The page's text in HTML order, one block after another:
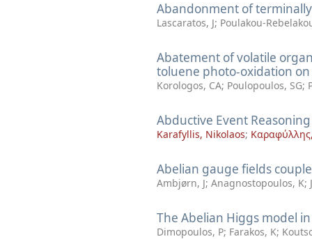
Abandonment of
Lascaratos, J; Poulakou-
Abatement of volatile
toluene photo-oxidation on
Korologos, CA; Poulopoulos, SG;
Abductive Event
Karafyllis, Nikolaos;
Abelian gauge fields
Ambjørn, J; Anagnostopoulos, K;
The Abelian Higgs model
Dimopoulos, P; Farakos, K;